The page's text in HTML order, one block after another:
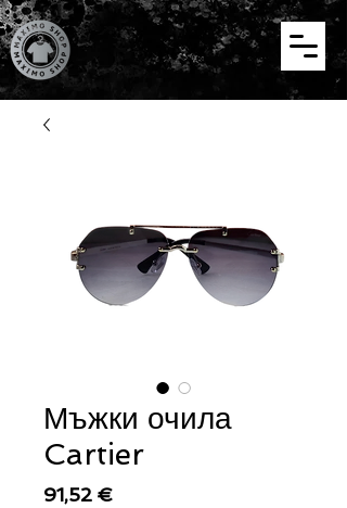
Мъжки очила
Cartier
91,52 €Цена